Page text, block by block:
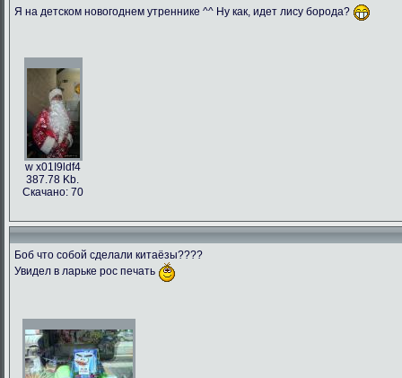
Я на детском новогоднем утреннике ^^ Ну как, идет лису борода?
w x01I9ldf4
387.78 Kb.
Скачано: 70
Боб что собой сделали китаёзы????
Увидел в ларьке рос печать